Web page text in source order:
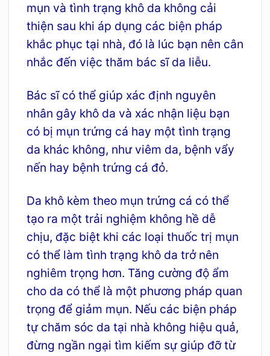
mụn và tình trạng khô da không cải
thiện sau khi áp dụng các biện pháp
khắc phục tại nhà, đó là lúc bạn nên cân
nhắc đến việc thăm bác sĩ da liễu.
Bác sĩ có thể giúp xác định nguyên
nhân gây khô da và xác nhận liệu bạn
có bị mụn trứng cá hay một tình trạng
da khác không, như viêm da, bệnh vẩy
nến hay bệnh trứng cá đỏ.
Da khô kèm theo mụn trứng cá có thể
tạo ra một trải nghiệm không hề dễ
chịu, đặc biệt khi các loại thuốc trị mụn
có thể làm tình trạng khô da trở nên
nghiêm trọng hơn. Tăng cường độ ẩm
cho da có thể là một phương pháp quan
trọng để giảm mụn. Nếu các biện pháp
tự chăm sóc da tại nhà không hiệu quả,
đừng ngần ngại tìm kiếm sự giúp đỡ từ